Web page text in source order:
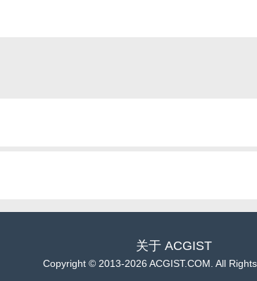
关于 ACGIST
Copyright ©2013-2026 ACGIST.COM. All